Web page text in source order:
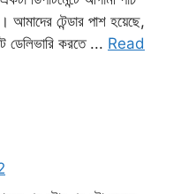
আমাদের টেন্ডার পাশ হয়েছে,
ডেলিভারি করতে ... Read